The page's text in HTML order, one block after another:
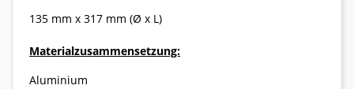
135 mm x 317 mm (Ø x L)
Materialzusammensetzung:
Aluminium